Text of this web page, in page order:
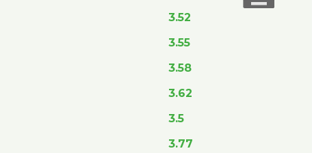
3.52
3.55
3.58
3.62
3.5
3.77